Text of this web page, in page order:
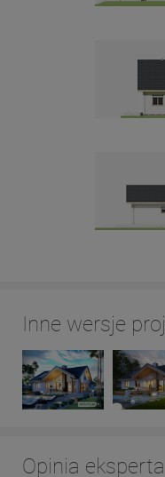
Inne wersje
Opinia eksperta